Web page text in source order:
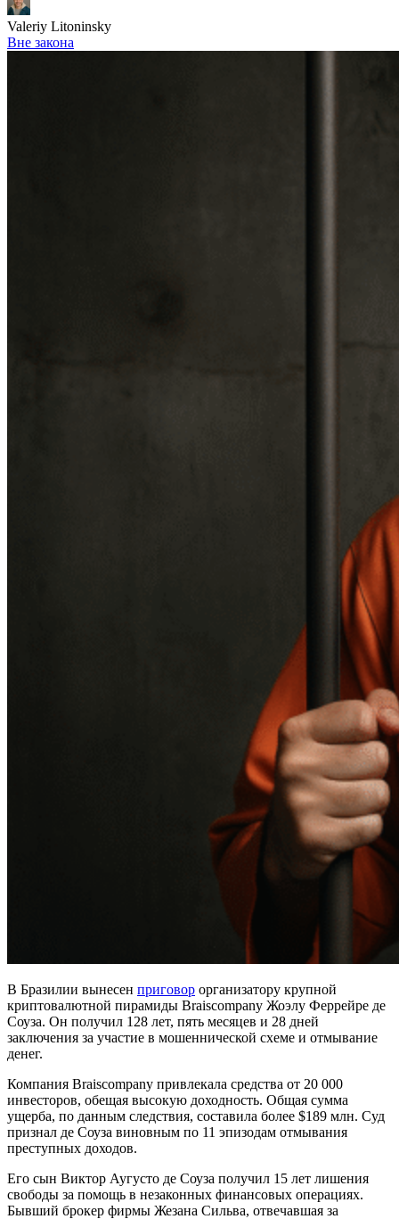
Valeriy Litoninsky
Вне закона
В Бразилии вынесен приговор организатору крупной
криптовалютной пирамиды Braiscompany Жоэлу Феррейре де
Соуза. Он получил 128 лет, пять месяцев и 28 дней
заключения за участие в мошеннической схеме и отмывание
денег.
Компания Braiscompany привлекала средства от 20 000
инвесторов, обещая высокую доходность. Общая сумма
ущерба, по данным следствия, составила более $189 млн. Суд
признал де Соуза виновным по 11 эпизодам отмывания
преступных доходов.
Его сын Виктор Аугусто де Соуза получил 15 лет лишения
свободы за помощь в незаконных финансовых операциях.
Бывший брокер фирмы Жезана Сильва, отвечавшая за